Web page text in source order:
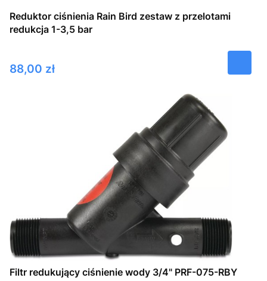
Reduktor ciśnienia Rain Bird zestaw z przelotami
redukcja 1-3,5 bar
Cena
88,00 zł
Filtr redukujący ciśnienie wody 3/4" PRF-075-RBY